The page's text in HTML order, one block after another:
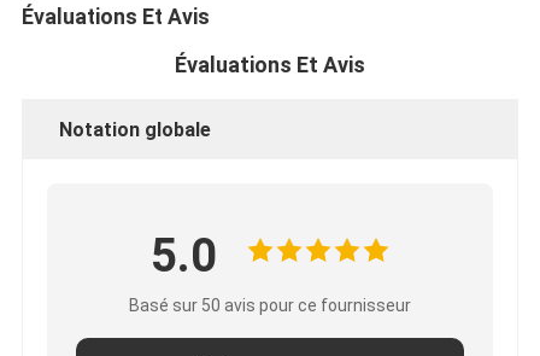
Évaluations Et Avis
Évaluations Et Avis
Notation globale
5.0
Basé sur 50 avis pour ce fournisseur